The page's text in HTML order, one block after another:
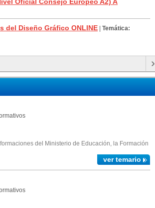
del Diseño Gráfico ONLINE
Temática:
›
del Ministerio de Educación, la Formación
ver temario